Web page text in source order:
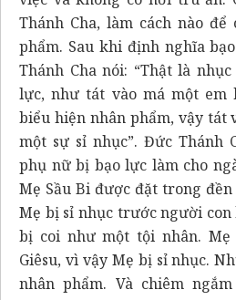
Thánh Cha, làm cách nào
phẩm. Sau khi định nghĩa
Thánh Chanói: “Thật là
lực, như tát vào má một em
biểu hiện nhân phẩm, vậy tát
một sự sỉ nhục”. Đức Thánh
phụ nữ bị bạo lực làm cho
Mẹ Sầu Bi được đặt trong
Mẹ bị sỉ nhục trước người
bị coi như một tội nhân. Mẹ
Giêsu, vì vậy Mẹ bị sỉ nhục.
nhân phẩm. Và chiêm